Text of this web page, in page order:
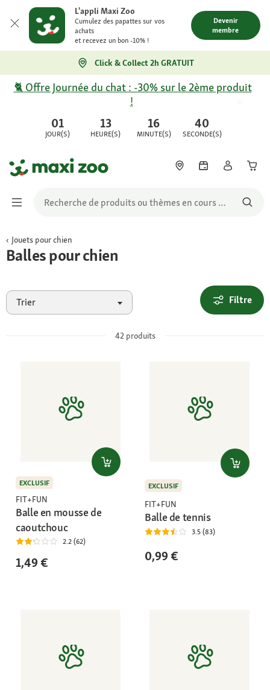
L'appli Maxi Zoo
Cumulez des papattes sur vos
achats
et recevez un bon -10% !
Devenir
membre
Click & Collect 2h GRATUIT
01
JOUR(S)
13
HEURE(S)
16
MINUTE(S)
40
SECONDE(S)
🐈 Offre Journée du chat : -30% sur le 2ème produit
!
Jouets pour chien
Balles pour chien
Trier Filtre
42produits
EXCLUSIF
FIT+FUN
Balle en mousse de
caoutchouc
2.2 (62)
1,49 €
EXCLUSIF
FIT+FUN
Balle de tennis
3.5 (83)
0,99 €